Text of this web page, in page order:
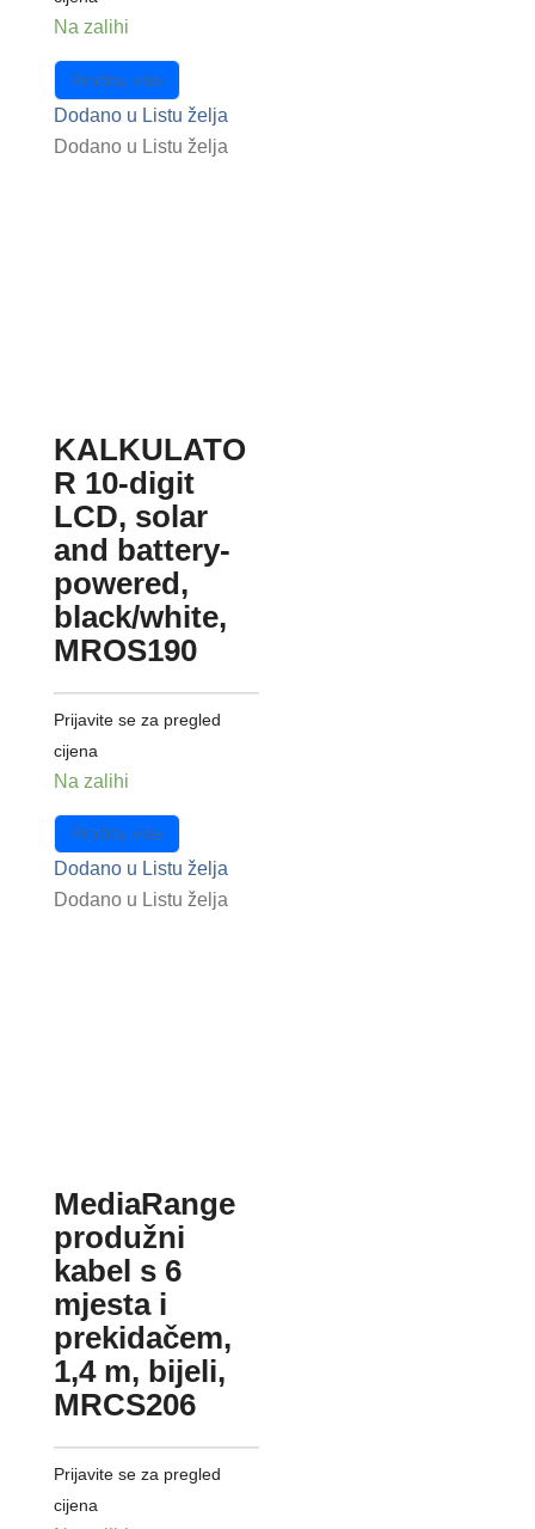
Na zalihi
Pročitaj više
Dodano u Listu želja
Dodano u Listu želja
KALKULATO
R 10-digit
LCD, solar
and battery-
powered,
black/white,
MROS190
Prijavite se za pregled
cijena
Na zalihi
Pročitaj više
Dodano u Listu želja
Dodano u Listu želja
MediaRange
produžni
kabel s 6
mjesta i
prekidačem,
1,4 m, bijeli,
MRCS206
Prijavite se za pregled
cijena